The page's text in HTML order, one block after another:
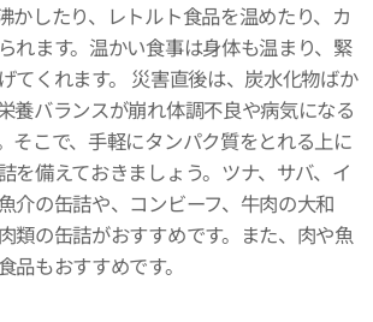
かしたり、レトルト食品を温めたり、カ
れます。温かい食事は身体も温まり、緊
てくれます。 災害直後は、炭水化物ばか
養バランスが崩れ体調不良や病気になる
そこで、手軽にタンパク質をとれる上に
を備えておきましょう。ツナ、サバ、イ
介の缶詰や、コンビーフ、牛肉の大和
類の缶詰がおすすめです。また、肉や魚
品もおすすめです。